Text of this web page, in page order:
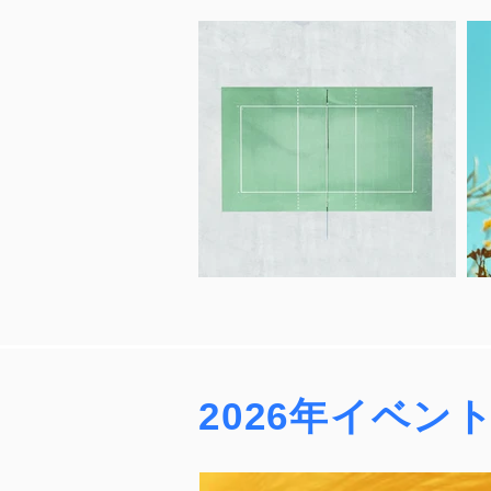
2026年イベン